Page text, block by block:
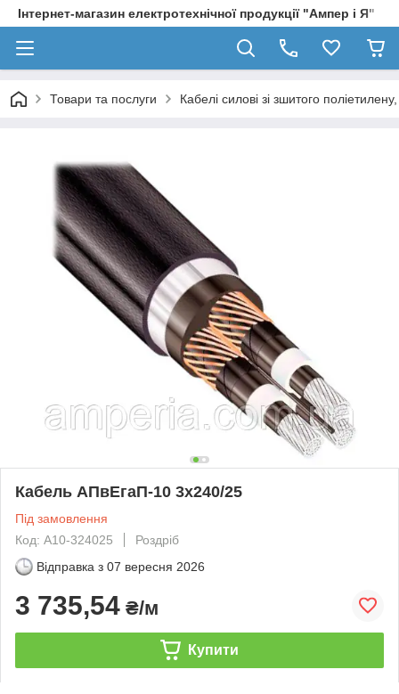
Інтернет-магазин електротехнічної продукції "Ампер і Я"
Товари та послуги Кабелі силові зі зшитого
Кабель АПвЕгаП‑10 3х240/25
Під замовлення
Код: А10-324025
Роздріб
Відправка з 07 вересня 2026
3 735,54 ₴/м
Купити